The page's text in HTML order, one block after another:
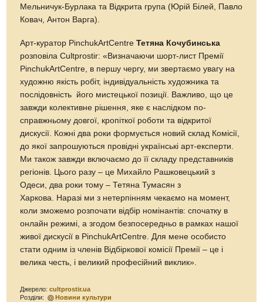
Мельничук-Бурлака та Відкрита група (Юрій Білей, Павло
Ковач, Антон Варга).
Арт-куратор PinchukArtCentreТетяна Кочубинська
розповіла Cultprostir: «Визначаючи шорт-лист Премії
PinchukArtCentre, в першу чергу, ми звертаємо увагу на
художню якість робіт, індивідуальність художника та
послідовність його мистецької позиції. Важливо, що це
завжди колективне рішення, яке є наслідком по-
справжньому довгої, кропіткої роботи та відкритої
дискусії. Кожні два роки формується новий склад Комісії,
до якої запрошуються провідні українські арт-експерти.
Ми також завжди включаємо до її складу представників
регіонів. Цього разу – це Михайло Рашковецький з
Одеси, два роки тому – Тетяна Тумасян з
Харкова. Наразі ми з нетерпінням чекаємо на момент,
коли зможемо розпочати відбір номінантів: спочатку в
онлайн режимі, а згодом безпосередньо в рамках нашої
живої дискусії в PinchukArtCentre. Для мене особисто
стати одним із членів Відбіркової комісії Премії – це і
велика честь, і великий професійний виклик».
Джерело:cultprostir.ua
Розділи:
Новини культури